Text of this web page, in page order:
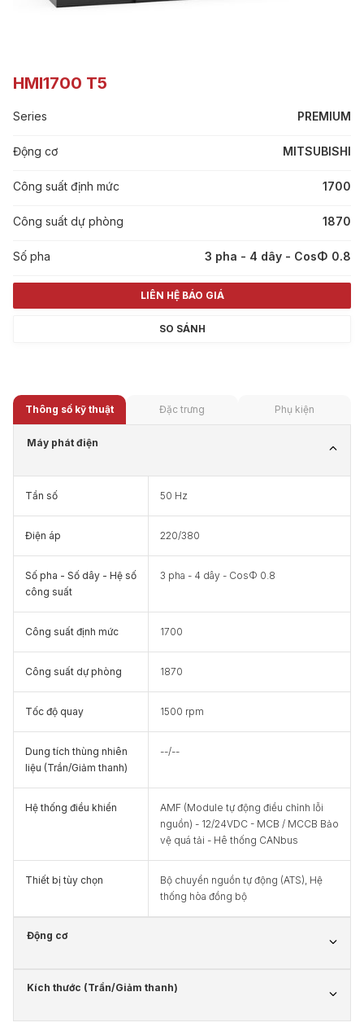
HMI1700 T5
Series PREMIUM
Động cơ MITSUBISHI
Công suất định mức 1700
Công suất dự phòng 1870
Số pha 3 pha - 4 dây - CosΦ 0.8
LIÊN HỆ BÁO GIÁ
SO SÁNH
Thông số kỹ thuật Đặc trưng Phụ kiện
Máy phát điện
Tần số 50 Hz
Điện áp 220/380
Số pha - Số dây - Hệ số
công suất
3 pha - 4 dây - CosΦ 0.8
Công suất định mức 1700
Công suất dự phòng 1870
Tốc độ quay 1500 rpm
Dung tích thùng nhiên
liệu (Trần/Giảm thanh)
--/--
Hệ thống điều khiển
AMF (Module tự động điều chỉnh lỗi
nguồn) - 12/24VDC - MCB / MCCB Bảo
vệ quá tải - Hê thống CANbus
Thiết bị tùy chọn
Bộ chuyển nguồn tự động (ATS), Hệ
thống hòa đồng bộ
Động cơ
Kích thước (Trần/Giảm thanh)